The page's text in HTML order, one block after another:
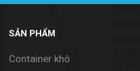
SẢN PHẨM
Container khô